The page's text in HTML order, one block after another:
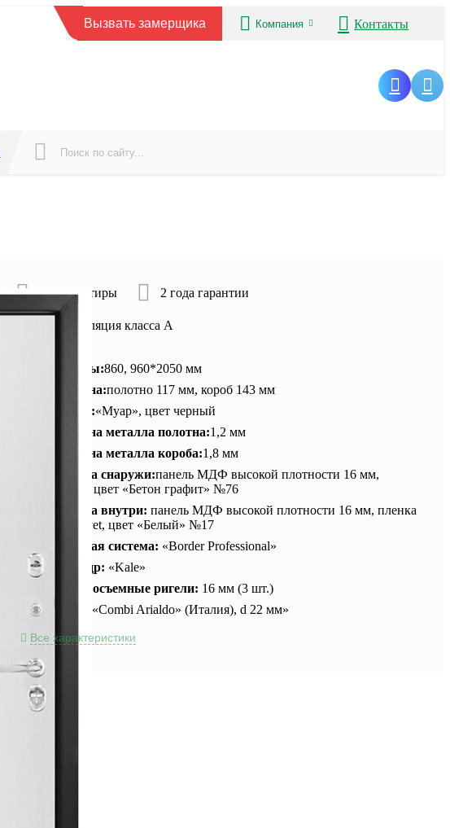
Вызвать замерщика Компания Контакты
Для квартиры 2 года гарантии
Звукоизоляция класса А
Размеры:860, 960*2050 мм
Толщина:полотно 117 мм, короб 143 мм
Краска:«Муар», цвет черный
Толщина металла полотна:1,2 мм
Толщина металла короба:1,8 мм
Отделка снаружи:панель МДФ высокой плотности 16 мм,
пленка, цвет «Бетон графит» №76
Отделка внутри:панель МДФ высокой плотности 16 мм, пленка
SoftVelvet, цвет «Белый» №17
Замковая система: «Border Professional»
Цилиндр: «Kale»
Противосъемные ригели: 16 мм (3 шт.)
Петли: «Combi Arialdo» (Италия), d 22 мм»
Все характеристики